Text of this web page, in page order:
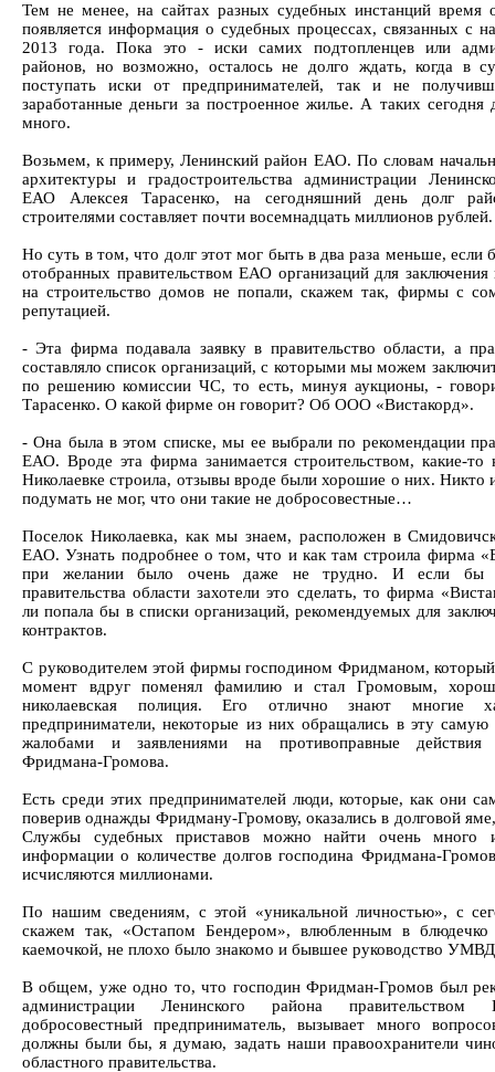
Тем не менее, на сайтах разных судебных инстанций время
появляется информация о судебных процессах, связанных с
2013 года. Пока это - иски самих подтопленцев или
районов, но возможно, осталось не долго ждать, когда в
поступать иски от предпринимателей, так и не
заработанные деньги за построенное жилье. А таких сегодня
много.
Возьмем, к примеру, Ленинский район ЕАО. По словам
архитектуры и градостроительства администрации
ЕАО Алексея Тарасенко, на сегодняшний день долг
строителями составляет почти восемнадцать миллионов рублей.
Но суть в том, что долг этот мог быть в два раза меньше, если
отобранных правительством ЕАО организаций для заключения
на строительство домов не попали, скажем так, фирмы с
репутацией.
- Эта фирма подавала заявку в правительство области, а
составляло список организаций, с которыми мы можем
по решению комиссии ЧС, то есть, минуя аукционы, -
Тарасенко. О какой фирме он говорит? Об ООО «Вистакорд».
- Она была в этом списке, мы ее выбрали по рекомендации
ЕАО. Вроде эта фирма занимается строительством, какие-то
Николаевке строила, отзывы вроде были хорошие о них. Никто
подумать не мог, что они такие не добросовестные…
Поселок Николаевка, как мы знаем, расположен в
ЕАО. Узнать подробнее о том, что и как там строила фирма
при желании было очень даже не трудно. И если бы
правительства области захотели это сделать, то фирма
ли попала бы в списки организаций, рекомендуемых для
контрактов.
С руководителем этой фирмы господином Фридманом, который
момент вдруг поменял фамилию и стал Громовым,
николаевская полиция. Его отлично знают многие
предприниматели, некоторые из них обращались в эту
жалобами и заявлениями на противоправные действия
Фридмана-Громова.
Есть среди этих предпринимателей люди, которые, как они
поверив однажды Фридману-Громову, оказались в долговой
Службы судебных приставов можно найти очень много
информации о количестве долгов господина Фридмана-
исчисляются миллионами.
По нашим сведениям, с этой «уникальной личностью», с
скажем так, «Остапом Бендером», влюбленным в блюдечко
каемочкой, не плохо было знакомо и бывшее руководство
В общем, уже одно то, что господин Фридман-Громов был
администрации Ленинского района
добросовестный предприниматель, вызывает много
должны были бы, я думаю, задать наши правоохранители
областного правительства.